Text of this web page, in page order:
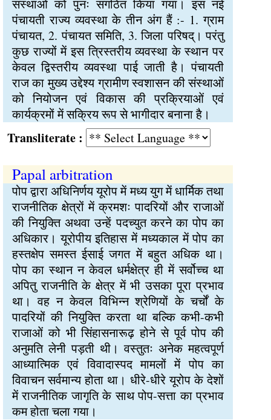
संस्थाओं को पुनः संगठित किया गया। इस नई
पंचायती राज्य व्यवस्था के तीन अंग हैं :- 1. ग्राम
पंचायत, 2. पंचायत समिति, 3. जिला परिषद्। परंतु
कुछ राज्यों में इस त्रिस्तरीय व्यवस्था के स्थान पर
केवल द्विस्तरीय व्यवस्था पाई जाती है। पंचायती
राज का मुख्य उद्देश्य ग्रामीण स्वशासन की संस्थाओं
को नियोजन एवं विकास की प्रक्रियाओं एवं
कार्यक्रमों में सक्रिय रूप से भागीदार बनाना है।
:
Papal arbitration
पोप द्वारा अधिनिर्णय यूरोप में मध्य युग में धार्मिक तथा
राजनीतिक क्षेत्रों में क्रमशः पादरियों और राजाओं
की नियुक्ति अथवा उन्हें पदच्युत करने का पोप का
अधिकार। यूरोपीय इतिहास में मध्यकाल में पोप का
हस्तक्षेप समस्त ईसाई जगत में बहुत अधिक था।
पोप का स्थान न केवल धर्मक्षेत्र ही में सर्वोच्च था
अपितु राजनीति के क्षेत्र में भी उसका पूरा प्रभाव
था। वह न केवल विभिन्न श्रेणियों के चर्चों के
पादरियों की नियुक्ति करता था बल्कि कभी-कभी
राजाओं को भी सिंहासनारूढ़ होने से पूर्व पोप की
अनुमति लेनी पड़ती थी। वस्तुतः अनेक महत्वपूर्ण
आध्यात्मिक एवं विवादास्पद मामलों में पोप का
विवाचन सर्वमान्य होता था। धीरे-धीरे यूरोप के देशों
में राजनीतिक जागृति के साथ पोप-सत्ता का प्रभाव
कम होता चला गया।